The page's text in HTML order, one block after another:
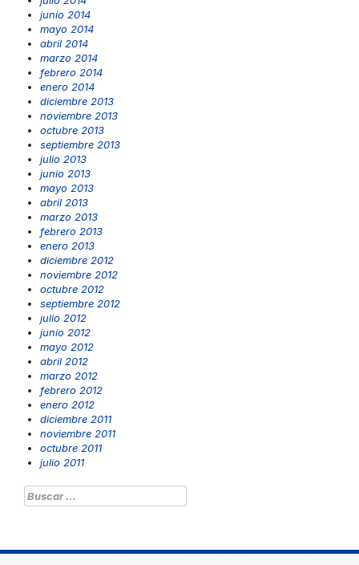
junio 2014
mayo 2014
abril 2014
marzo 2014
febrero 2014
enero 2014
diciembre 2013
noviembre 2013
octubre 2013
septiembre 2013
julio 2013
junio 2013
mayo 2013
abril 2013
marzo 2013
febrero 2013
enero 2013
diciembre 2012
noviembre 2012
octubre 2012
septiembre 2012
julio 2012
junio 2012
mayo 2012
abril 2012
marzo 2012
febrero 2012
enero 2012
diciembre 2011
noviembre 2011
octubre 2011
julio 2011
Buscar: